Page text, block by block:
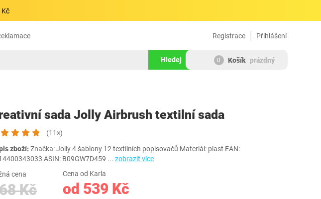
Kč
Přihlášení
Registrace
Hledej 0 Košík prázdný
sada Jolly Airbrush textilní sada
(11×)
zboží:Značka: Jolly 4 šablony 12 textilních popisovačů Materiál: plast EAN:
ASIN: B09GW7D459 ... zobrazit více
cena
Kč
Cena od Karla
od 539 Kč